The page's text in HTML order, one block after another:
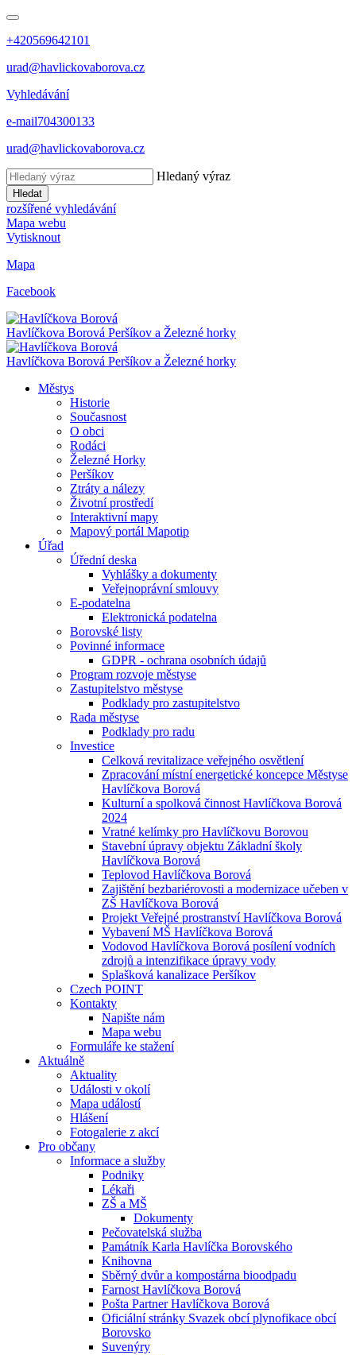
+420569642101
urad@havlickovaborova.cz
Vyhledávání
e-mail704300133
urad@havlickovaborova.cz
Hledaný výraz
Hledat
rozšířené vyhledávání
Mapa webu
Vytisknout
Mapa
Facebook
Havlíčkova Borová Peršíkov a Železné horky
Havlíčkova Borová Peršíkov a Železné horky
Městys
Historie
Současnost
O obci
Rodáci
Železné Horky
Peršíkov
Ztráty a nálezy
Životní prostředí
Interaktivní mapy
Mapový portál Mapotip
Úřad
Úřední deska
Vyhlášky a dokumenty
Veřejnoprávní smlouvy
E-podatelna
Elektronická podatelna
Borovské listy
Povinné informace
GDPR - ochrana osobních údajů
Program rozvoje městyse
Zastupitelstvo městyse
Podklady pro zastupitelstvo
Rada městyse
Podklady pro radu
Investice
Celková revitalizace veřejného osvětlení
Zpracování místní energetické koncepce Městyse
Havlíčkova Borová
Kulturní a spolková činnost Havlíčkova Borová
2024
Vratné kelímky pro Havlíčkovu Borovou
Stavební úpravy objektu Základní školy
Havlíčkova Borová
Teplovod Havlíčkova Borová
Zajištění bezbariérovosti a modernizace učeben v
ZŠ Havlíčkova Borová
Projekt Veřejné prostranství Havlíčkova Borová
Vybavení MŠ Havlíčkova Borová
Vodovod Havlíčkova Borová posílení vodních
zdrojů a intenzifikace úpravy vody
Splašková kanalizace Peršíkov
Czech POINT
Kontakty
Napište nám
Mapa webu
Formuláře ke stažení
Aktuálně
Aktuality
Události v okolí
Mapa událostí
Hlášení
Fotogalerie z akcí
Pro občany
Informace a služby
Podniky
Lékaři
ZŠ a MŠ
Dokumenty
Pečovatelská služba
Památník Karla Havlíčka Borovského
Knihovna
Sběrný dvůr a kompostárna bioodpadu
Farnost Havlíčkova Borová
Pošta Partner Havlíčkova Borová
Oficiální stránky Svazek obcí plynofikace obcí
Borovsko
Suvenýry